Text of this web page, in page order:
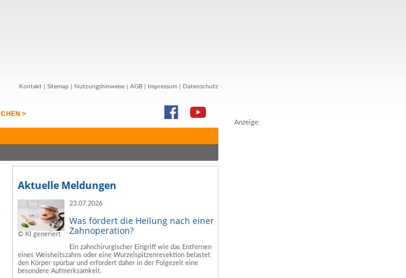
Anzeige:
Kontakt Sitemap Nutzungshinweise AGB Impressum Datenschutz
Aktuelle Meldungen
© KI generiert
23.07.2026
Was fördert die Heilung nach einer
Zahnoperation?
Ein zahnchirurgischer Eingriff wie das Entfernen
eines Weisheitszahns oder eine Wurzelspitzenresektion belastet
den Körper spürbar und erfordert daher in der Folgezeit eine
besondere Aufmerksamkeit.